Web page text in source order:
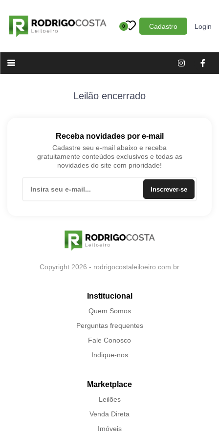
0 Cadastro Login
Categoria
Imóveis
Leilão encerrado
Receba novidades por e-mail
Cadastre seu e-mail abaixo e receba
gratuitamente conteúdos exclusivos e todas as
novidades do site com prioridade!
Inscrever-se
Copyright 2026 - rodrigocostaleiloeiro.com.br
Institucional
Quem Somos
Perguntas frequentes
Fale Conosco
Indique-nos
Marketplace
Leilões
Venda Direta
Imóveis